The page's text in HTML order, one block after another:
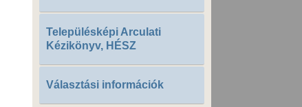
Településképi Arculati
Kézikönyv, HÉSZ
Választási információk